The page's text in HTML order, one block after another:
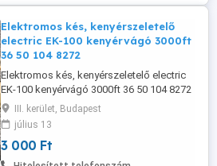
varrógép ...
Elektromos kés, kenyérszeletelő
electric EK-100 kenyérvágó 3000ft
36 50 104 8272
Elektromos kés, kenyérszeletelő electric
EK-100 kenyérvágó 3000ft 36 50 104 8272
III. kerület, Budapest
július 13
3 000 Ft